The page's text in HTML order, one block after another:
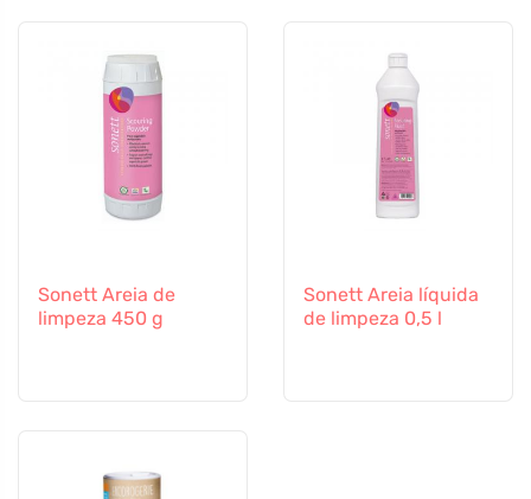
Sonett Areia de
limpeza 450 g
Sonett Areia líquida
de limpeza 0,5 l